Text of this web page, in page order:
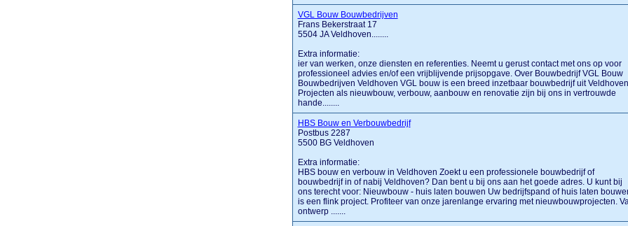
VGL Bouw Bouwbedrijven
Frans Bekerstraat 17
5504 JA Veldhoven........
Extra informatie:
ier van werken, onze diensten en referenties. Neemt u gerust contact met ons op voor
professioneel advies en/of een vrijblijvende prijsopgave. Over Bouwbedrijf VGL Bouw
Bouwbedrijven Veldhoven VGL bouw is een breed inzetbaar bouwbedrijf uit
Projecten als nieuwbouw, verbouw, aanbouw en renovatie zijn bij ons in vertrouwde
hande........
HBS Bouw en Verbouwbedrijf
Postbus 2287
5500 BG Veldhoven
Extra informatie:
HBS bouw en verbouw in Veldhoven Zoekt u een professionele bouwbedrijf of
bouwbedrijf in of nabij Veldhoven? Dan bent u bij ons aan het goede adres. U kunt bij
ons terecht voor: Nieuwbouw - huis laten bouwen Uw bedrijfspand of huis laten
is een flink project. Profiteer van onze jarenlange ervaring met nieuwbouwprojecten.
ontwerp .......